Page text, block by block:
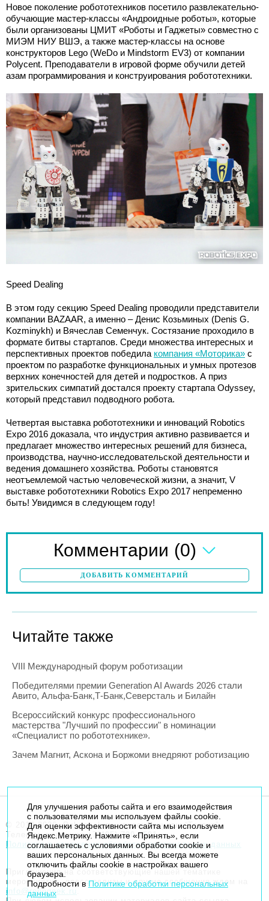
Новое поколение робототехников посетило развлекательно-
обучающие мастер-классы «Андроидные роботы», которые
были организованы ЦМИТ «Роботы и Гаджеты» совместно с
МИЭМ НИУ ВШЭ, а также мастер-классы на основе
конструкторов Lego (WeDo и Mindstorm EV3) от компании
Polycent. Преподаватели в игровой форме обучили детей
азам программирования и конструирования робототехники.
Speed Dealing
В этом году секцию Speed Dealing проводили представители
компании BAZAAR, а именно – Денис Козьминых (Denis G.
Kozminykh) и Вячеслав Семенчук. Состязание проходило в
формате битвы стартапов. Среди множества интересных и
перспективных проектов победила компания «Моторика» с
проектом по разработке функциональных и умных протезов
верхних конечностей для детей и подростков. А приз
зрительских симпатий достался проекту стартапа Odyssey,
который представил подводного робота.
Четвертая выставка робототехники и инноваций Robotics
Expo 2016 доказала, что индустрия активно развивается и
предлагает множество интересных решений для бизнеса,
производства, научно-исследовательской деятельности и
ведения домашнего хозяйства. Роботы становятся
неотъемлемой частью человеческой жизни, а значит, V
выставке робототехники Robotics Expo 2017 непременно
быть! Увидимся в следующем году!
Комментарии (0)
ДОБАВИТЬ КОММЕНТАРИЙ
Читайте также
VIII Международный форум роботизации
Победителями премии Generation AI Awards 2026 стали
Авито, Альфа-Банк,Т-Банк,Северсталь и Билайн
Всероссийский конкурс профессионального
мастерства "Лучший по профессии" в номинации
«Специалист по робототехнике».
Зачем Магнит, Аскона и Боржоми внедряют роботизацию
© 2014-2026. Robogeek.ru - проект группы “Текарт”.
Телефон редакции+7(495) 790-7591
Политика в отношении обработки персональных данных
Приглашения на соответствующие нашей тематике
мероприятия, пресс-релизы и другие сообщения ждем на
info@robogeek.ru
Для улучшения работы сайта и его взаимодействия
с пользователями мы используем файлы cookie.
Для оценки эффективности сайта мы используем
Яндекс.Метрику. Нажмите «Принять», если
соглашаетесь с условиями обработки cookie и
ваших персональных данных. Вы всегда можете
отключить файлы cookie в настройках вашего
браузера.
Подробности в Политике обработки персональных
данных